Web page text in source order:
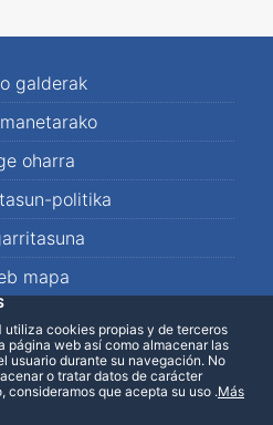
galderak
oharra
politika
mapa
utiliza cookies propias y de terceros
página web así como almacenar las
usuario durante su navegación. No
o tratar datos de carácter
consideramos que acepta su uso .Más